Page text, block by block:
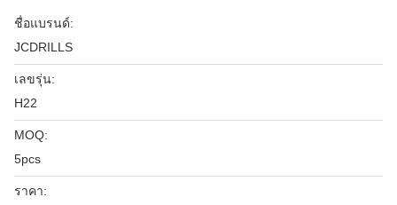
ชื่อแบรนด์:
JCDRILLS
เลขรุ่น:
H22
MOQ:
5pcs
ราคา: